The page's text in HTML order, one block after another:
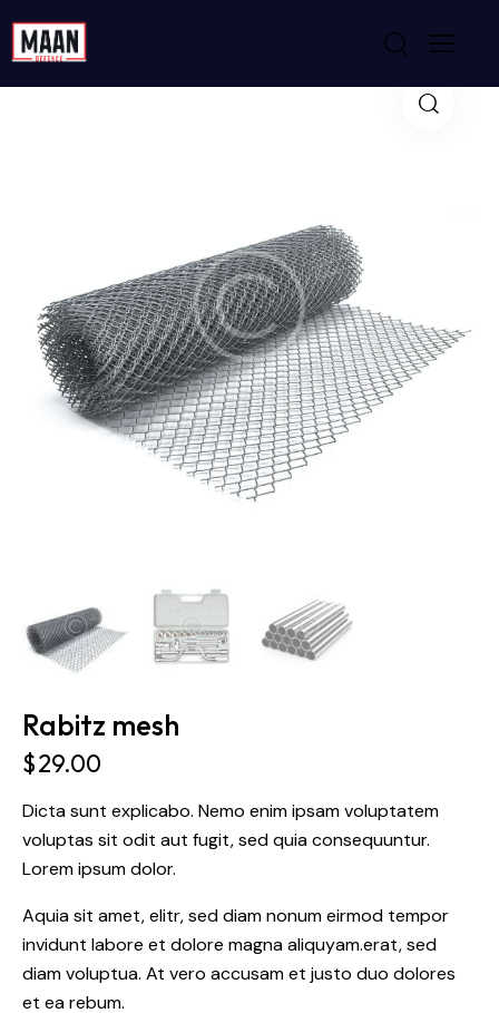
Rabitz mesh
$29.00
Dicta sunt explicabo. Nemo enim ipsam voluptatem
voluptas sit odit aut fugit, sed quia consequuntur.
Lorem ipsum dolor.
Aquia sit amet, elitr, sed diam nonum eirmod tempor
invidunt labore et dolore magna aliquyam.erat, sed
diam voluptua. At vero accusam et justo duo dolores
et ea rebum.